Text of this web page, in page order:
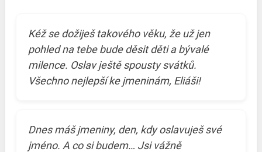
Kéž se dožiješ takového věku, že už jen
pohled na tebe bude děsit děti a bývalé
milence. Oslav ještě spousty svátků.
Všechno nejlepší ke jmeninám, Eliáši!
Dnes máš jmeniny, den, kdy oslavuješ své
jméno. A co si budem… Jsi vážně